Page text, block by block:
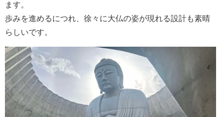
ます。
歩みを進めるにつれ、徐々に大仏の姿が現れる設計も素晴
らしいです。